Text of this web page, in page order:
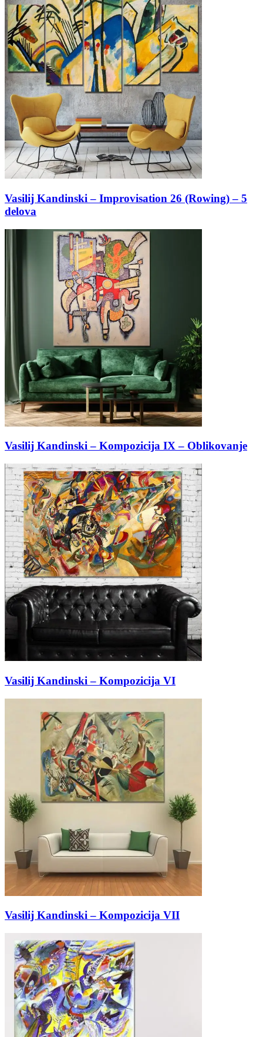
Vasilij Kandinski – Improvisation 26 (Rowing) – 5
delova
Vasilij Kandinski – Kompozicija IX – Oblikovanje
Vasilij Kandinski – Kompozicija VI
Vasilij Kandinski – Kompozicija VII